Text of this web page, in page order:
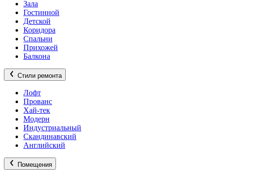
Зала
Гостинной
Детской
Коридора
Спальни
Прихожей
Балкона
Стили ремонта
Лофт
Прованс
Хай-тек
Модерн
Индустриальный
Скандинавский
Английский
Помещения